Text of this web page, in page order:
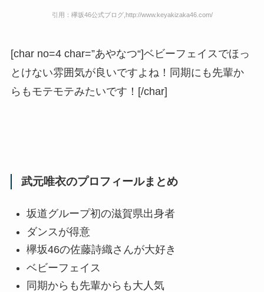
引用：欅坂46公式ブログ,http://www.keyakizaka46.com/
[char no=4 char=”あやなつ“]ベビーフェイスでほっ
とけない雰囲気が良いですよね！同期にも先輩か
らもモテモテみたいです！[/char]
武元唯衣のプロフィールまとめ
坂道グループ初の滋賀県出身者
ダンスが得意
欅坂46の佐藤詩織さんが大好き
ベビーフェイス
同期からも先輩からも大人気